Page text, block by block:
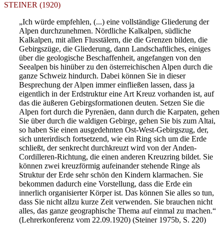
STEINER (1920)
„Ich würde empfehlen, (...) eine vollständige Gliederung der
Alpen durchzunehmen. Nördliche Kalkalpen, südliche
Kalkalpen, mit allen Flusstälern, die die Grenzen bilden, die
Gebirgszüge, die Gliederung, dann Landschaftliches, einiges
über die geologische Beschaffenheit, angefangen von den
Seealpen bis hinüber zu den österreichischen Alpen durch die
ganze Schweiz hindurch. Dabei können Sie in dieser
Besprechung der Alpen immer einfließen lassen, dass ja
eigentlich in der Erdstruktur eine Art Kreuz vorhanden ist, auf
das die äußeren Gebirgsformationen deuten. Setzen Sie die
Alpen fort durch die Pyrenäen, dann durch die Karpaten, gehen
Sie über durch die waldigen Gebirge, gehen Sie bis zum Altai,
so haben Sie einen ausgedehnten Ost-West-Gebirgszug, der,
sich unterirdisch fortsetzend, wie ein Ring sich um die Erde
schließt, der senkrecht durchkreuzt wird von der Anden-
Cordilleren-Richtung, die einen anderen Kreuzring bildet. Sie
können zwei kreuzförmig aufeinander stehende Ringe als
Struktur der Erde sehr schön den Kindern klarmachen. Sie
bekommen dadurch eine Vorstellung, dass die Erde ein
innerlich organisierter Körper ist. Das können Sie alles so tun,
dass Sie nicht allzu kurze Zeit verwenden. Sie brauchen nicht
alles, das ganze geographische Thema auf einmal zu machen.“
(Lehrerkonferenz vom 22.09.1920) (Steiner 1975b, S. 220)